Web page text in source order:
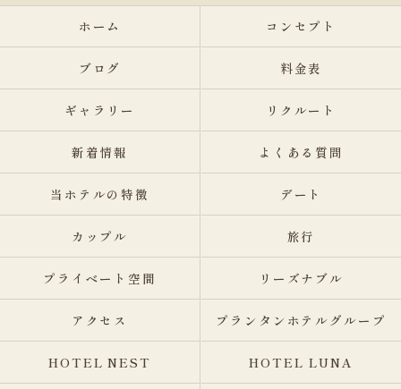
ホーム コンセプト
ブログ 料金表
ギャラリー リクルート
新着情報 よくある質問
当ホテルの特徴 デート
カップル 旅行
プライベート空間 リーズナブル
アクセス プランタンホテルグループ
HOTEL NEST HOTEL LUNA